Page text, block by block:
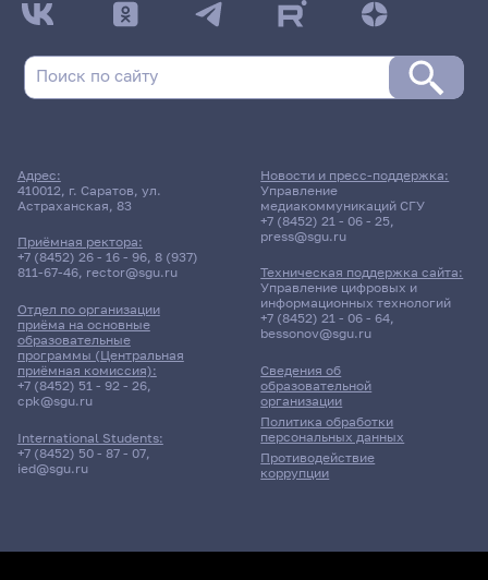
Адрес:
410012, г. Саратов, ул.
Астраханская, 83
Приёмная ректора:
+7 (8452) 26 - 16 - 96, 8 (937)
811-67-46, rector@sgu.ru
Отдел по организации
приёма на основные
образовательные
программы (Центральная
приёмная комиссия):
+7 (8452) 51 - 92 - 26,
cpk@sgu.ru
International Students:
+7 (8452) 50 - 87 - 07,
ied@sgu.ru
Сведения об
образовательной
организации
Политика обработки
персональных данных
Противодействие
коррупции
Новости и пресс-поддержка:
Управление
медиакоммуникаций СГУ
+7 (8452) 21 - 06 - 25,
press@sgu.ru
Техническая поддержка сайта:
Управление цифровых и
информационных технологий
+7 (8452) 21 - 06 - 64,
bessonov@sgu.ru